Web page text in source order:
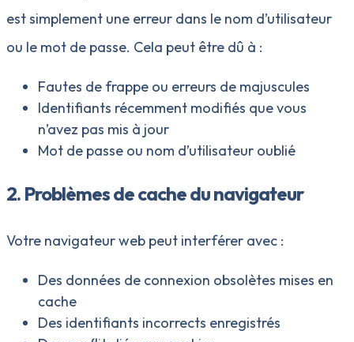
est simplement une erreur dans le nom d’utilisateur
ou le mot de passe. Cela peut être dû à :
Fautes de frappe ou erreurs de majuscules
Identifiants récemment modifiés que vous
n’avez pas mis à jour
Mot de passe ou nom d’utilisateur oublié
2. Problèmes de cache du navigateur
Votre navigateur web peut interférer avec :
Des données de connexion obsolètes mises en
cache
Des identifiants incorrects enregistrés